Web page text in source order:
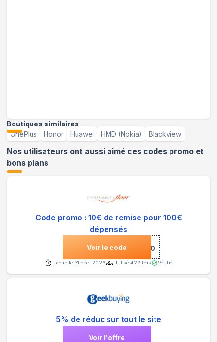
Boutiques similaires
OnePlus
Honor Huawei HMD (Nokia) Blackview
Nos utilisateurs ont aussi aimé ces codes promo et
bons plans
Code promo : 10€ de remise pour 100€
dépensés
Voir le code ***0
Expire le 31 déc. 2026 Utilisé 422 fois Vérifié
5% de réduc sur tout le site
Voir l'offre